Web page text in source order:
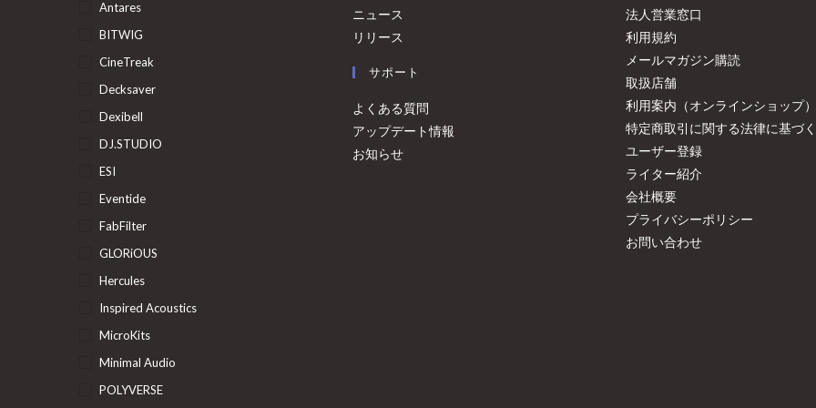
Antares
BITWIG
CineTreak
Decksaver
Dexibell
DJ.STUDIO
ESI
Eventide
FabFilter
GLORiOUS
Hercules
Inspired Acoustics
MicroKits
Minimal Audio
POLYVERSE
ニュース
リリース
サポート
よくある質問
アップデート情報
お知らせ
法人営業窓口
利用規約
メールマガジン購読
取扱店舗
利用案内（オンラインショップ）
特定商取引に関する法律に基づ
ユーザー登録
ライター紹介
会社概要
プライバシーポリシー
お問い合わせ